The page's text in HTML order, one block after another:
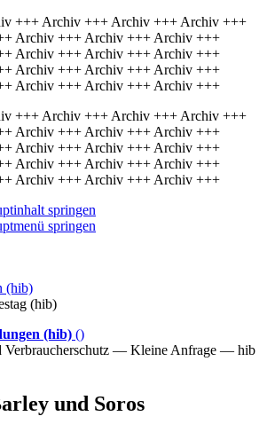
+++ Archiv +++ Archiv +++ Archiv +++
Archiv +++ Archiv +++ Archiv +++
Archiv +++ Archiv +++ Archiv +++
Archiv +++ Archiv +++ Archiv +++
Archiv +++ Archiv +++ Archiv +++
+++ Archiv +++ Archiv +++ Archiv +++
Archiv +++ Archiv +++ Archiv +++
Archiv +++ Archiv +++ Archiv +++
Archiv +++ Archiv +++ Archiv +++
Archiv +++ Archiv +++ Archiv +++
springen
springen
(hib)
(hib)
(hib) ()
Verbraucherschutz — Kleine Anfrage — hib
und Soros